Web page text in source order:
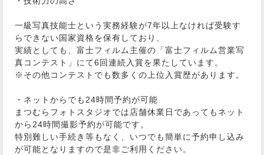
一級写真技能士という実務経験が7年以上なければ受験す
らできない国家資格を保有しており、
実績としても、富士フィルム主催の「富士フィルム営業写
真コンテスト」‎にて6回連続入賞を果たしています。
※その他コンテストでも数多くの上位入賞歴があります。
・ネットからでも24時間予約が可能
まつむらフォトスタジオでは店舗休業日であってもネット
から24時間撮影予約が可能です。
特別難しい手続き等もなく、いつでも簡単に予約申し込み
が可能となりますので是非ご利用ください。